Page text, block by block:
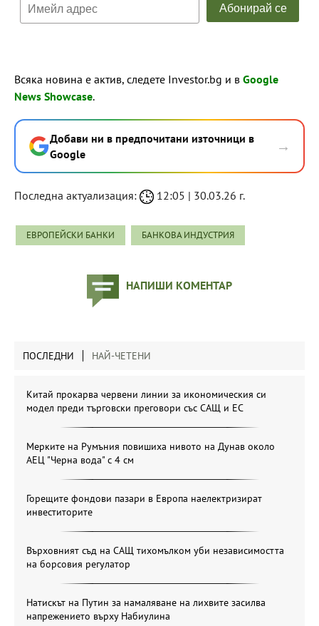
Всяка новина е актив, следете Investor.bg и в Google
News Showcase.
Добави ни в предпочитани източници в
Google
→
Последна актуализация: 12:05 | 30.03.26 г.
ЕВРОПЕЙСКИ БАНКИ БАНКОВА ИНДУСТРИЯ
НАПИШИ КОМЕНТАР
ПОСЛЕДНИ НАЙ-ЧЕТЕНИ
Китай прокарва червени линии за икономическия си
модел преди търговски преговори със САЩ и ЕС
Мерките на Румъния повишиха нивото на Дунав около
АЕЦ "Черна вода" с 4 см
Горещите фондови пазари в Европа наелектризират
инвеститорите
Върховният съд на САЩ тихомълком уби независимостта
на борсовия регулатор
Натискът на Путин за намаляване на лихвите засилва
напрежението върху Набиулина